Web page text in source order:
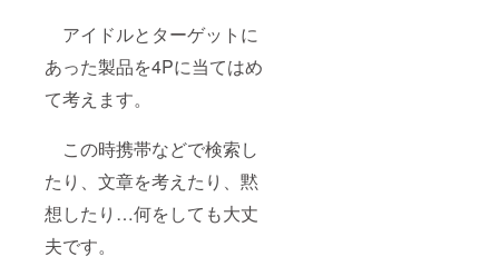
アイドルとターゲットに
あった製品を4Pに当てはめ
て考えます。
この時携帯などで検索し
たり、文章を考えたり、黙
想したり…何をしても大丈
夫です。